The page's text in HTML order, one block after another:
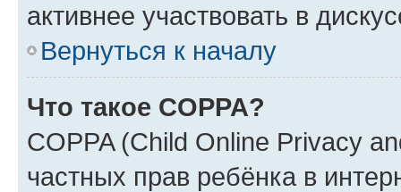
активнее участвовать в
Вернуться к началу
Что такое COPPA?
COPPA (Child Online Privacy
частных прав ребёнка в